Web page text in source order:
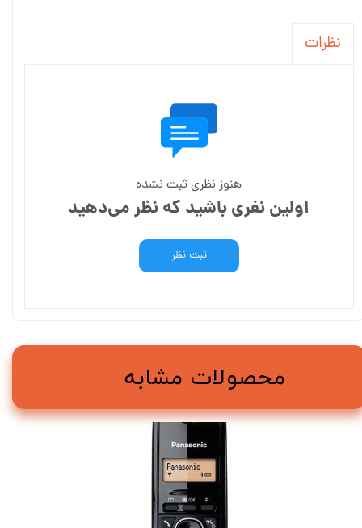
نظرات
هنوز نظری ثبت نشده
اولین نفری باشید که نظر می‌دهید
ثبت نظر
محصولات مشابه